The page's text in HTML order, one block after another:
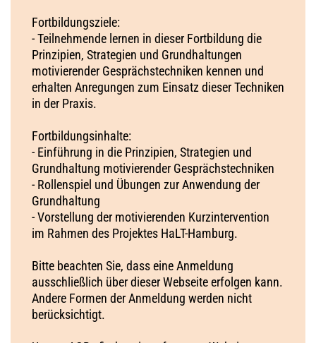
Fortbildungsziele:
- Teilnehmende lernen in dieser Fortbildung die
Prinzipien, Strategien und Grundhaltungen
motivierender Gesprächstechniken kennen und
erhalten Anregungen zum Einsatz dieser Techniken
in der Praxis.
Fortbildungsinhalte:
- Einführung in die Prinzipien, Strategien und
Grundhaltung motivierender Gesprächstechniken
- Rollenspiel und Übungen zur Anwendung der
Grundhaltung
- Vorstellung der motivierenden Kurzintervention
im Rahmen des Projektes HaLT-Hamburg.
Bitte beachten Sie, dass eine Anmeldung
ausschließlich über dieser Webseite erfolgen kann.
Andere Formen der Anmeldung werden nicht
berücksichtigt.